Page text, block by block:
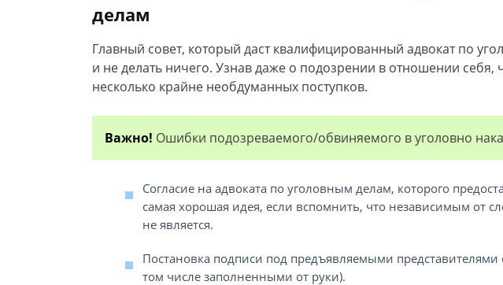
делам
Главный совет, который даст квалифицированный адвокат по
и не делать ничего. Узнав даже о подозрении в отношении
несколько крайне необдуманных поступков.
Важно! Ошибки подозреваемого/обвиняемого в уголовно
Согласие на адвоката по уголовным делам, которого
самая хорошая идея, если вспомнить, что независимым от
не является.
Постановка подписи под предъявляемыми представителями
том числе заполненными от руки).